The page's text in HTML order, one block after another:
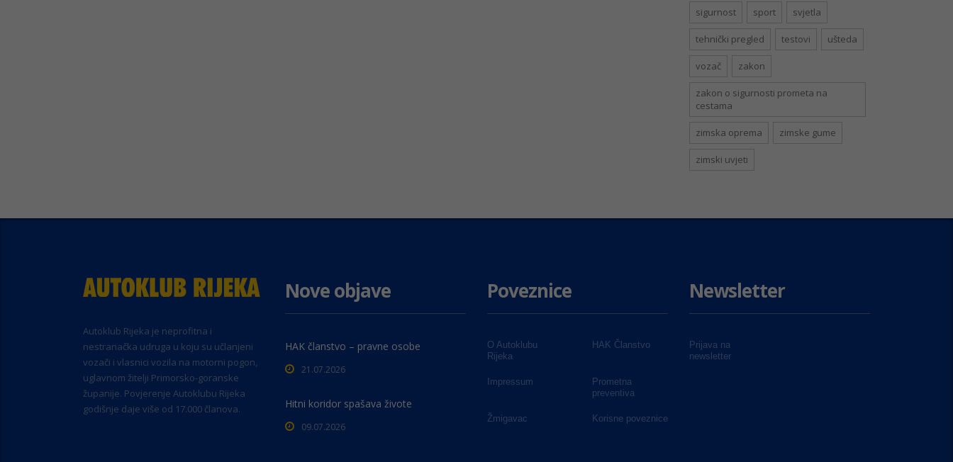
sigurnost sport svjetla
tehnički pregled testovi ušteda
vozač zakon
zakon o sigurnosti prometa na
cestama
zimska oprema zimske gume
zimski uvjeti
Autoklub Rijeka je neprofitna i
nestranačka udruga u koju su učlanjeni
vozači i vlasnici vozila na motorni pogon,
uglavnom žitelji Primorsko-goranske
županije. Povjerenje Autoklubu Rijeka
godišnje daje više od 17.000 članova.
Nove objave
HAK članstvo – pravne osobe
21.07.2026
Hitni koridor spašava živote
09.07.2026
Poveznice
O Autoklubu
Rijeka
HAK Članstvo
Impressum
Prometna
preventiva
Žmigavac Korisne poveznice
Newsletter
Prijava na
newsletter